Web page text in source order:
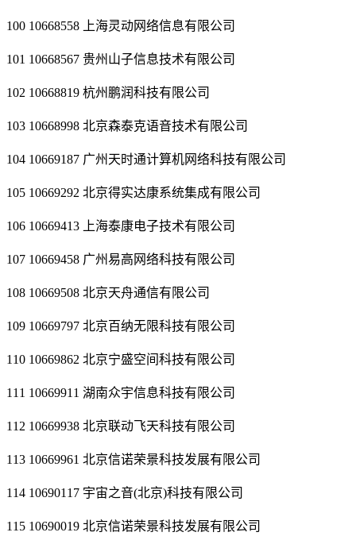
100 10668558 上海灵动网络信息有限公司
101 10668567 贵州山子信息技术有限公司
102 10668819 杭州鹏润科技有限公司
103 10668998 北京森泰克语音技术有限公司
104 10669187 广州天时通计算机网络科技有限公司
105 10669292 北京得实达康系统集成有限公司
106 10669413 上海泰康电子技术有限公司
107 10669458 广州易高网络科技有限公司
108 10669508 北京天舟通信有限公司
109 10669797 北京百纳无限科技有限公司
110 10669862 北京宁盛空间科技有限公司
111 10669911 湖南众宇信息科技有限公司
112 10669938 北京联动飞天科技有限公司
113 10669961 北京信诺荣景科技发展有限公司
114 10690117 宇宙之音(北京)科技有限公司
115 10690019 北京信诺荣景科技发展有限公司